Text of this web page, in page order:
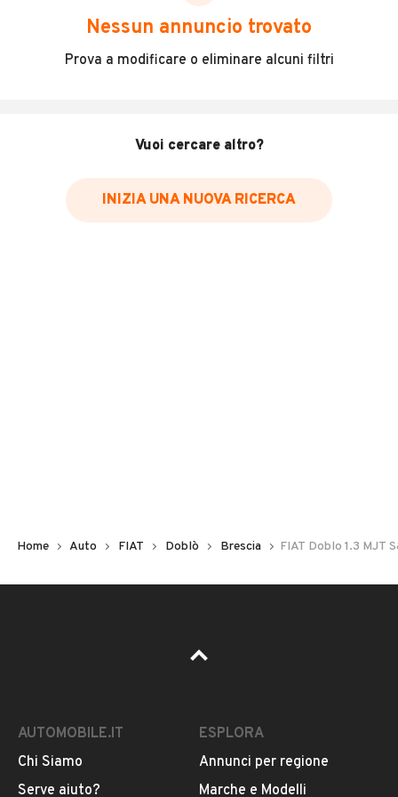
scegliere in modo trasparente e sicuro, come:
Incidenti in cui è stato coinvolto il veicolo
Data e luogo delle revisioni effettuate
Inserisci il numero di targa per verificare la disponibilità
Pubblicità
Nessun annuncio trovato
Prova a modificare o eliminare alcuni filtri
Vuoi cercare altro?
INIZIA UNA NUOVA RICERCA
Home Auto FIAT Doblò Brescia FIAT Doblo 1.3 MJT
AUTOMOBILE.IT
Chi Siamo
Serve aiuto?
ESPLORA
Annunci per regione
Marche e Modelli